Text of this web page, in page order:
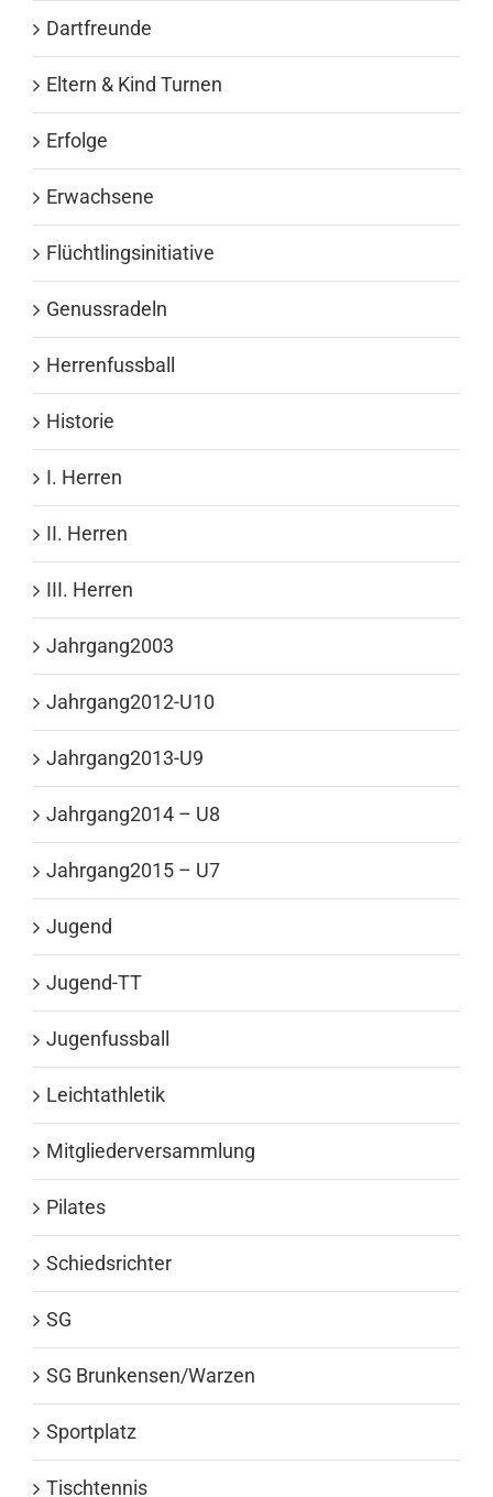
Dartfreunde
Eltern & Kind Turnen
Erfolge
Erwachsene
Flüchtlingsinitiative
Genussradeln
Herrenfussball
Historie
I. Herren
II. Herren
III. Herren
Jahrgang2003
Jahrgang2012-U10
Jahrgang2013-U9
Jahrgang2014 – U8
Jahrgang2015 – U7
Jugend
Jugend-TT
Jugenfussball
Leichtathletik
Mitgliederversammlung
Pilates
Schiedsrichter
SG
SG Brunkensen/Warzen
Sportplatz
Tischtennis